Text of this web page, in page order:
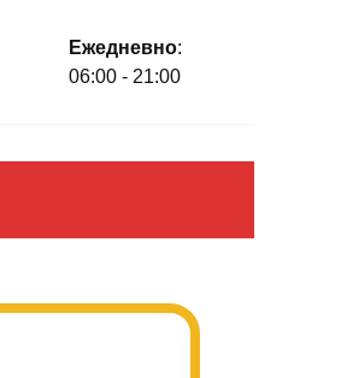
Ежедневно:
06:00 - 21:00